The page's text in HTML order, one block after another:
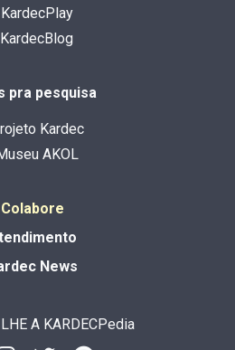
KardecPlay
KardecBlog
pra pesquisa
Kardec
AKOL
Colabore
News
A KARDECPedia